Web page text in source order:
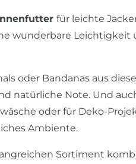
für leichte
wunderbare
oder Bandanas aus
natürliche Note. Und
oder für Deko-
Ambiente.
Sortiment